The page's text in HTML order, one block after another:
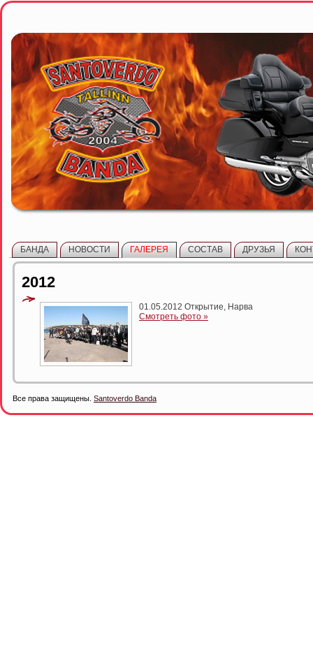
БАНДА НОВОСТИ ГАЛЕРЕЯ СОСТАВ ДРУЗЬЯ
2012
01.05.2012 Открытие, Нарва
Смотреть фото »
Все права защищены. Santoverdo Banda